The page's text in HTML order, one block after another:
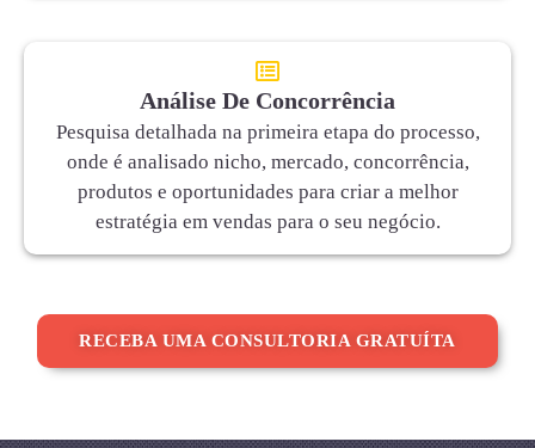
Análise De Concorrência
Pesquisa detalhada na primeira etapa do processo,
onde é analisado nicho, mercado, concorrência,
produtos e oportunidades para criar a melhor
estratégia em vendas para o seu negócio.
RECEBA UMA CONSULTORIA GRATUÍTA